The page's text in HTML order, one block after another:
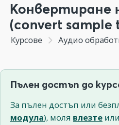
Конвертиране
(convert sample
Курсове Аудио
Пълен достъп до
За пълен достъп или
модула), моля влезте